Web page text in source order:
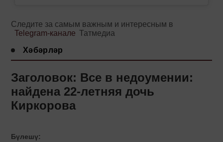
Следите за самым важным и интересным в
Telegram-канале Татмедиа
Хәбәрләр
Заголовок: Все в недоумении:
найдена 22-летняя дочь
Киркорова
Бүлешү: